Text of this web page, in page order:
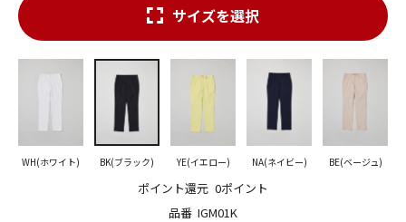
品番 IGM01K
ポイント還元 0ポイント
サイズを選択
WH(ホワイト) BK(ブラック) YE(イエロー) NA(ネイビー) BE(ベージュ)